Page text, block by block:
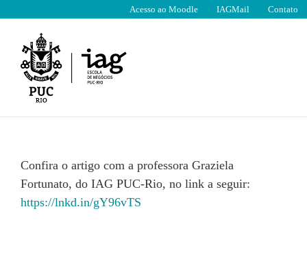
conteúdo
Acesso ao Moodle IAGMail Contato
Confira o artigo com a professora Graziela
Fortunato, do IAG PUC-Rio, no link a seguir:
https://lnkd.in/gY96vTS